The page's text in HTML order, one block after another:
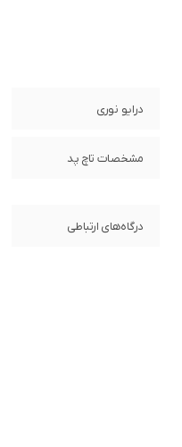
درایو نوری
مشخصات تاچ پد
درگاه‌های ارتباطی